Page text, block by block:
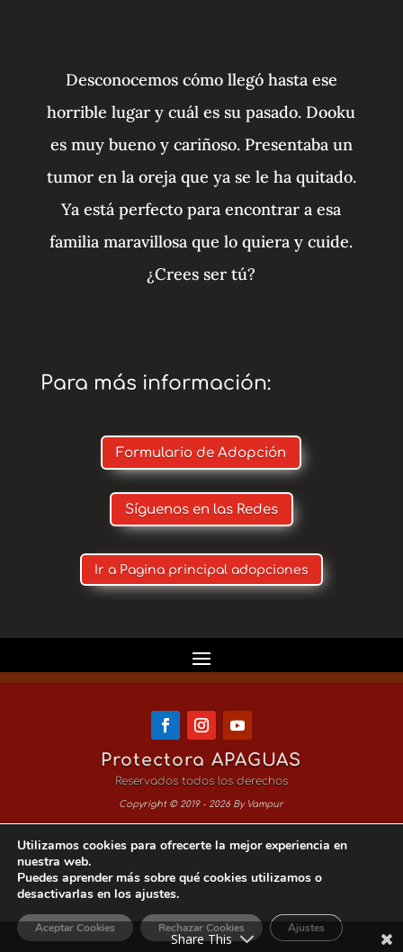
Desconocemos cómo llegó hasta ese
horrible lugar y cuál es su pasado. Dooku
es muy bueno y cariñoso. Presentaba un
tumor en la oreja que ya se le ha quitado.
Ya está perfecto para encontrar a esa
familia maravillosa que lo quiera y cuide.
¿Crees ser tú?
Para más información:
Formulario de Adopción
Síguenos en las Redes
Ir a Pagina principal adopciones
Protectora APAGUAS
Reservados todos los derechos
Copyright © 2019 - 2026 By Vampur
Aviso Legal
Política de Privacidad
Política de Cookies
Utilizamos cookies para ofrecerte la mejor experiencia en
nuestra web.
Puedes aprender más sobre qué cookies utilizamos o
desactivarlas en los ajustes.
Aceptar Cookies Rechazar Cookies Ajustes
Share This